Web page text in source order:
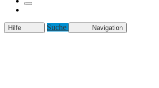
Hilfe Suche Navigation